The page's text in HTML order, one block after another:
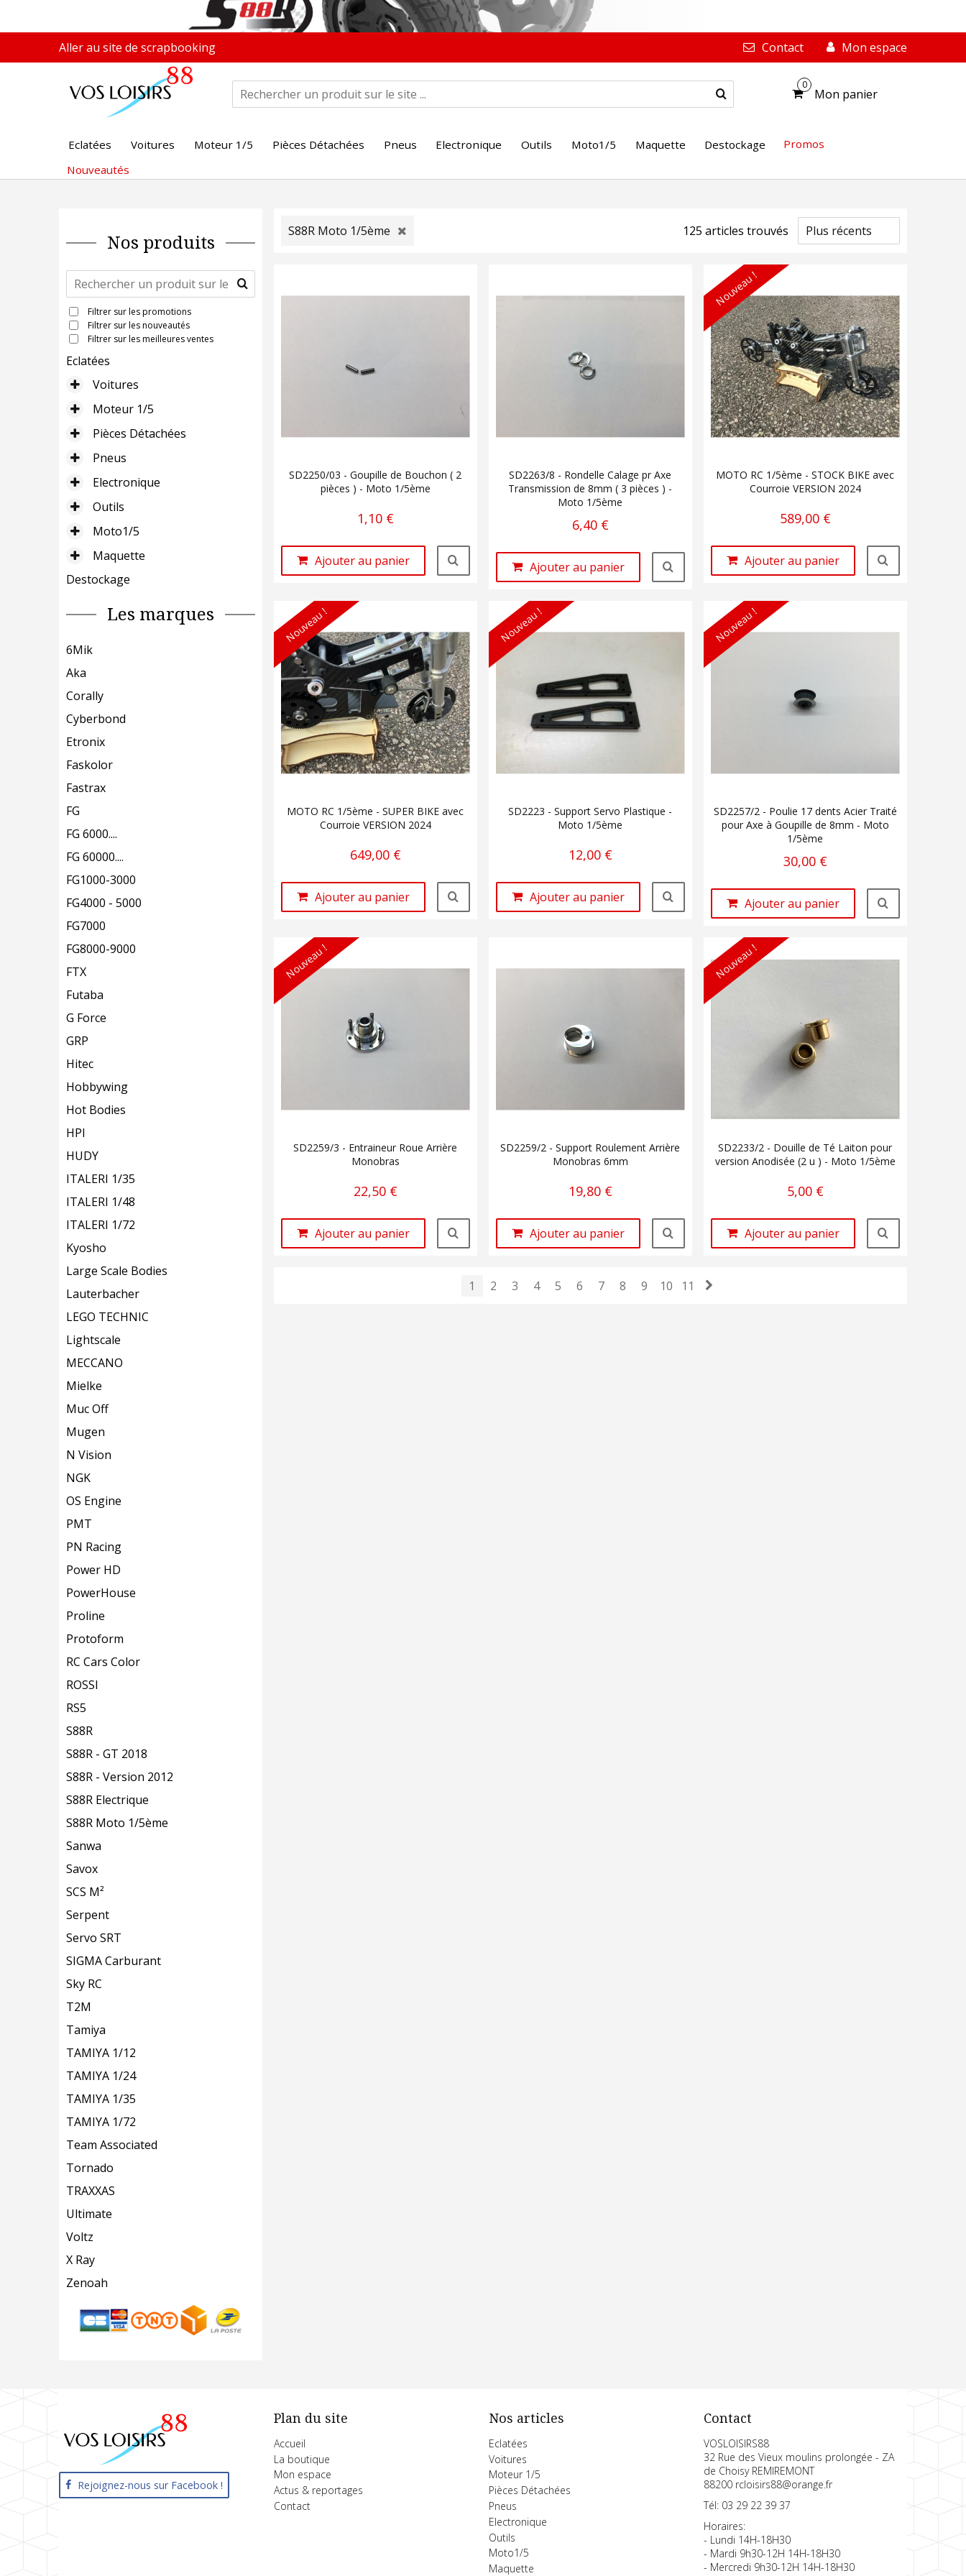
Aller au site de scrapbooking Contact Mon espace
0
Mon panier
Eclatées Voitures Moteur 1/5 Pièces Détachées Pneus Electronique Outils Moto1/5 Maquette Destockage
Promos
Nouveautés
Nos produits
Filtrer sur les promotions
Filtrer sur les nouveautés
Filtrer sur les meilleures ventes
Eclatées
Voitures
Moteur 1/5
Pièces Détachées
Pneus
Electronique
Outils
Moto1/5
Maquette
Destockage
Les marques
6Mik
Aka
Corally
Cyberbond
Etronix
Faskolor
Fastrax
FG
FG 6000....
FG 60000....
FG1000-3000
FG4000 - 5000
FG7000
FG8000-9000
FTX
Futaba
G Force
GRP
Hitec
Hobbywing
Hot Bodies
HPI
HUDY
ITALERI 1/35
ITALERI 1/48
ITALERI 1/72
Kyosho
Large Scale Bodies
Lauterbacher
LEGO TECHNIC
Lightscale
MECCANO
Mielke
Muc Off
Mugen
N Vision
NGK
OS Engine
PMT
PN Racing
Power HD
PowerHouse
Proline
Protoform
RC Cars Color
ROSSI
RS5
S88R
S88R - GT 2018
S88R - Version 2012
S88R Electrique
S88R Moto 1/5ème
Sanwa
Savox
SCS M²
Serpent
Servo SRT
SIGMA Carburant
Sky RC
T2M
Tamiya
TAMIYA 1/12
TAMIYA 1/24
TAMIYA 1/35
TAMIYA 1/72
Team Associated
Tornado
TRAXXAS
Ultimate
Voltz
X Ray
Zenoah
S88R Moto 1/5ème 125 articles trouvés
SD2250/03 - Goupille de Bouchon ( 2
pièces ) - Moto 1/5ème
1,10 €
Ajouter au panier
SD2263/8 - Rondelle Calage pr Axe
Transmission de 8mm ( 3 pièces ) -
Moto 1/5ème
6,40 €
Ajouter au panier
Nouveau !
MOTO RC 1/5ème - STOCK BIKE avec
Courroie VERSION 2024
589,00 €
Ajouter au panier
Nouveau !
MOTO RC 1/5ème - SUPER BIKE avec
Courroie VERSION 2024
649,00 €
Ajouter au panier
Nouveau !
SD2223 - Support Servo Plastique -
Moto 1/5ème
12,00 €
Ajouter au panier
Nouveau !
SD2257/2 - Poulie 17 dents Acier Traité
pour Axe à Goupille de 8mm - Moto
1/5ème
30,00 €
Ajouter au panier
Nouveau !
SD2259/3 - Entraineur Roue Arrière
Monobras
22,50 €
Ajouter au panier
SD2259/2 - Support Roulement Arrière
Monobras 6mm
19,80 €
Ajouter au panier
Nouveau !
SD2233/2 - Douille de Té Laiton pour
version Anodisée (2 u ) - Moto 1/5ème
5,00 €
Ajouter au panier
1 2 3 4 5 6 7 8 9 10 11
Rejoignez-nous sur Facebook !
Plan du site
Accueil
La boutique
Mon espace
Actus & reportages
Contact
Nos articles
Eclatées
Voitures
Moteur 1/5
Pièces Détachées
Pneus
Electronique
Outils
Moto1/5
Maquette
Contact
VOSLOISIRS88
32 Rue des Vieux moulins prolongée - ZA
de Choisy REMIREMONT
88200 rcloisirs88@orange.fr
Tél: 03 29 22 39 37
Horaires:
- Lundi 14H-18H30
- Mardi 9h30-12H 14H-18H30
- Mercredi 9h30-12H 14H-18H30